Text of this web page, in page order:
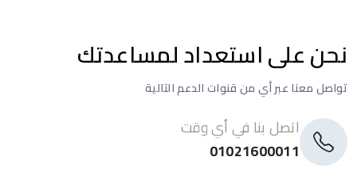
نحن على استعداد لمساعدتك
تواصل معنا عبر أي من قنوات الدعم التالية
اتصل بنا في أي وقت
01021600011